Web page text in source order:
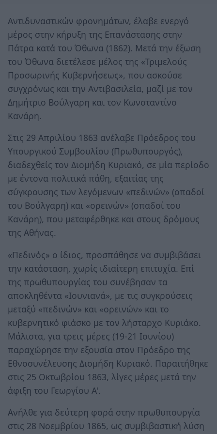
Αντιδυναστικών φρονημάτων, έλαβε ενεργό
μέρος στην κήρυξη της Επανάστασης στην
Πάτρα κατά του Όθωνα (1862). Μετά την έξωση
του Όθωνα διετέλεσε μέλος της «Τριμελούς
Προσωρινής Κυβερνήσεως», που ασκούσε
συγχρόνως και την Αντιβασιλεία, μαζί με τον
Δημήτριο Βούλγαρη και τον Κωνσταντίνο
Κανάρη.
Στις 29 Απριλίου 1863 ανέλαβε Πρόεδρος του
Υπουργικού Συμβουλίου (Πρωθυπουργός),
διαδεχθείς τον Διομήδη Κυριακό, σε μία περίοδο
με έντονα πολιτικά πάθη, εξαιτίας της
σύγκρουσης των λεγόμενων «πεδινών» (οπαδοί
του Βούλγαρη) και «ορεινών» (οπαδοί του
Κανάρη), που μεταφέρθηκε και στους δρόμους
της Αθήνας.
«Πεδινός» ο ίδιος, προσπάθησε να συμβιβάσει
την κατάσταση, χωρίς ιδιαίτερη επιτυχία. Επί
της πρωθυπουργίας του συνέβησαν τα
αποκληθέντα «Ιουνιανά», με τις συγκρούσεις
μεταξύ «πεδινών» και «ορεινών» και το
κυβερνητικό φιάσκο με τον λήσταρχο Κυριάκο.
Μάλιστα, για τρεις μέρες (19-21 Ιουνίου)
παραχώρησε την εξουσία στον Πρόεδρο της
Εθνοσυνέλευσης Διομήδη Κυριακό. Παραιτήθηκε
στις 25 Οκτωβρίου 1863, λίγες μέρες μετά την
άφιξη του Γεωργίου Α'.
Ανήλθε για δεύτερη φορά στην πρωθυπουργία
στις 28 Νοεμβρίου 1865, ως συμβιβαστική λύση